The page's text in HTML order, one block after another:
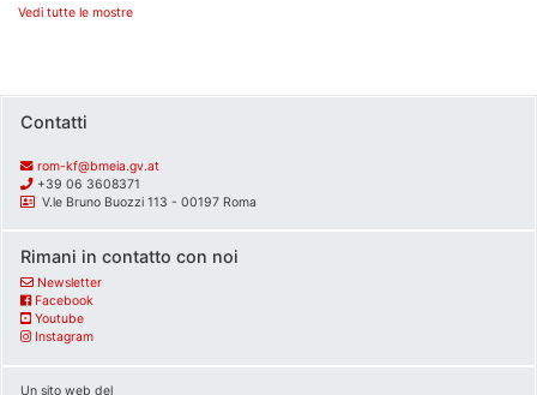
Vedi tutte le mostre
Contatti
rom-kf@bmeia.gv.at
+39 06 3608371
V.le Bruno Buozzi 113 - 00197 Roma
Rimani in contatto con noi
Newsletter
Facebook
Youtube
Instagram
Un sito web del